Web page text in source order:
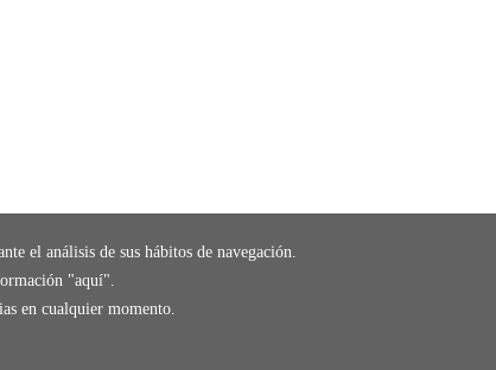
el análisis de sus hábitos de navegación.
"aquí".
en cualquier momento.